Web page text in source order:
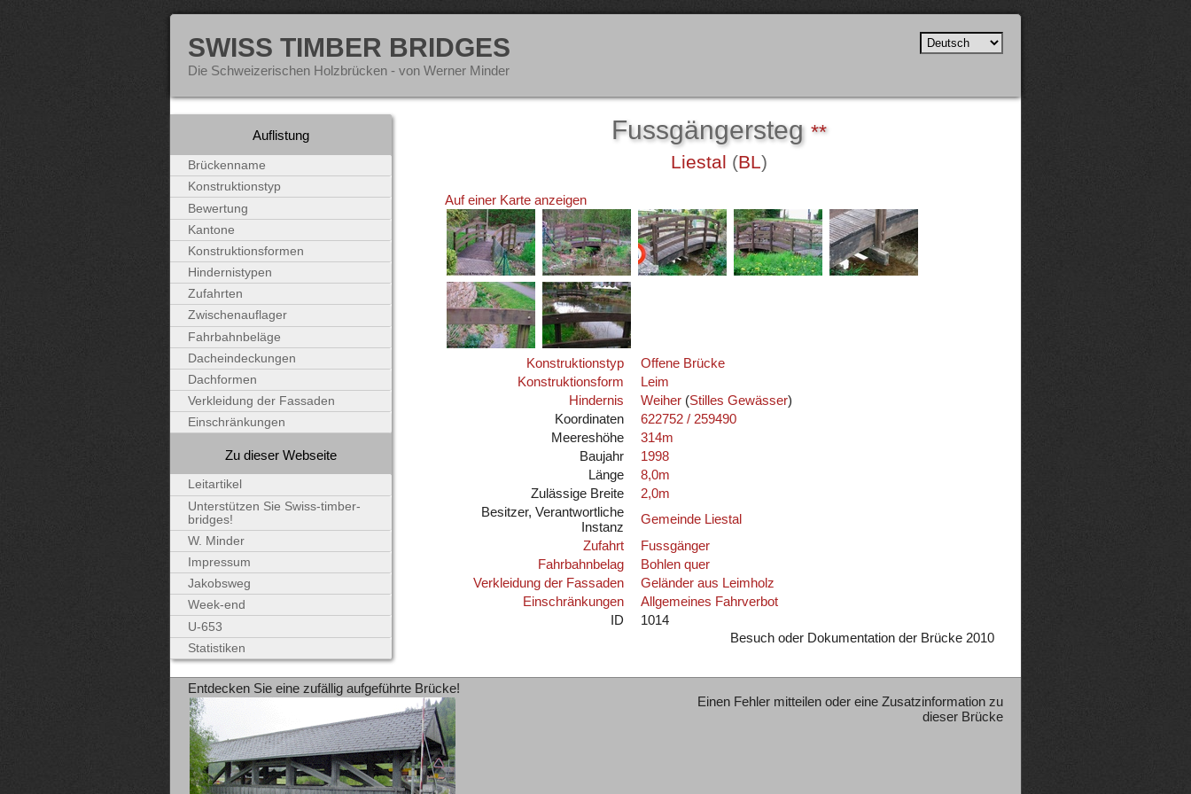
SWISS TIMBER BRIDGES
Die Schweizerischen Holzbrücken - von Werner Minder
Fussgängersteg**
Liestal (BL)
Auf einer Karte anzeigen
Konstruktionstyp
Offene Brücke
Konstruktionsform
Leim
Hindernis
Weiher(Stilles Gewässer)
Koordinaten
622752 / 259490
Meereshöhe
314m
Baujahr
1998
Länge
8,0m
Zulässige Breite
2,0m
Besitzer, Verantwortliche
Instanz
Gemeinde Liestal
Zufahrt
Fussgänger
Fahrbahnbelag
Bohlen quer
Verkleidung der Fassaden
Geländer aus Leimholz
Einschränkungen
Allgemeines Fahrverbot
ID
1014
Besuch oder Dokumentation der Brücke 2010
Auflistung
Brückenname
Konstruktionstyp
Bewertung
Kantone
Konstruktionsformen
Hindernistypen
Zufahrten
Zwischenauflager
Fahrbahnbeläge
Dacheindeckungen
Dachformen
Verkleidung der Fassaden
Einschränkungen
Zu dieser Webseite
Leitartikel
Unterstützen Sie Swiss-timber-
bridges!
W. Minder
Impressum
Jakobsweg
Week-end
U-653
Statistiken
Entdecken Sie eine zufällig aufgeführte Brücke!
Einen Fehler mitteilen oder eine Zusatzinformation zu
dieser Brücke